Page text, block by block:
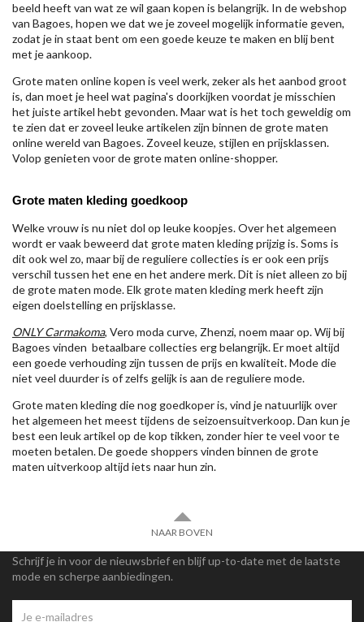
beeld heeft van wat ze wil gaan kopen is belangrijk. In de webshop
van Bagoes, hopen we dat we je zoveel mogelijk informatie geven,
zodat je in staat bent om een goede keuze te maken en blij bent
met je aankoop.
Grote maten online kopen is veel werk, zeker als het aanbod groot
is, dan moet je heel wat pagina's doorkijken voordat je misschien
het juiste artikel hebt gevonden. Maar wat is het toch geweldig om
te zien dat er zoveel leuke artikelen zijn binnen de grote maten
online wereld van Bagoes. Zoveel keuze, stijlen en prijsklassen.
Volop genieten voor de grote maten online-shopper.
Grote maten kleding goedkoop
Welke vrouw is nu niet dol op leuke koopjes. Over het algemeen
wordt er vaak beweerd dat grote maten kleding prijzig is. Soms is
dit ook wel zo, maar bij de reguliere collecties is er ook een prijs
verschil tussen het ene en het andere merk. Dit is niet alleen zo bij
de grote maten mode. Elk grote maten kleding merk heeft zijn
eigen doelstelling en prijsklasse.
ONLY Carmakoma, Vero moda curve, Zhenzi, noem maar op. Wij bij
Bagoes vinden betaalbare collecties erg belangrijk. Er moet altijd
een goede verhouding zijn tussen de prijs en kwaliteit. Mode die
niet veel duurder is of zelfs gelijk is aan de reguliere mode.
Grote maten kleding die nog goedkoper is, vind je natuurlijk over
het algemeen het meest tijdens de seizoensuitverkoop. Dan kun je
best een leuk artikel op de kop tikken, zonder hier te veel voor te
moeten betalen. De goede shoppers vinden binnen de grote
maten uitverkoop altijd iets naar hun zin.
NAAR BOVEN
Schrijf je in voor de nieuwsbrief en blijf up-to-date met de laatste
mode en scherpe aanbiedingen.